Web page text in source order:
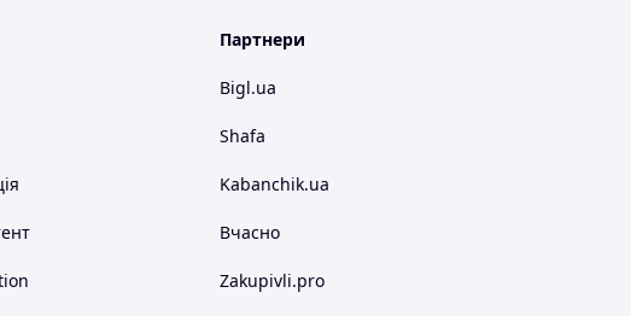
Партнери
Bigl.ua
Shafa
Kabanchik.ua
Вчасно
Zakupivli.pro